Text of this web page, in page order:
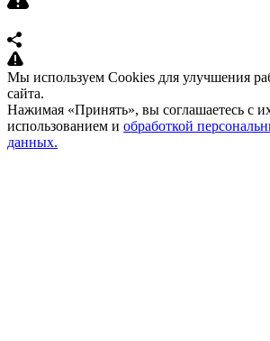
Мы используем Cookies для улучшения
сайта.
Нажимая «Принять», вы соглашаетесь с
использованием и обработкой
данных.